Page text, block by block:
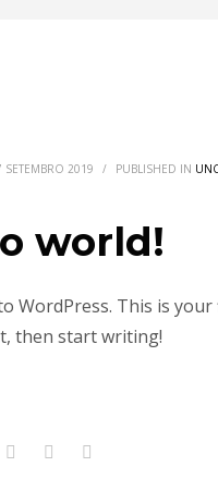
SETEMBRO 2019 / PUBLISHED IN
world!
WordPress. This is
then start writing!